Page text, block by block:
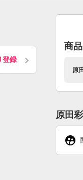
登録
商
原
原田
supervised_user_circle